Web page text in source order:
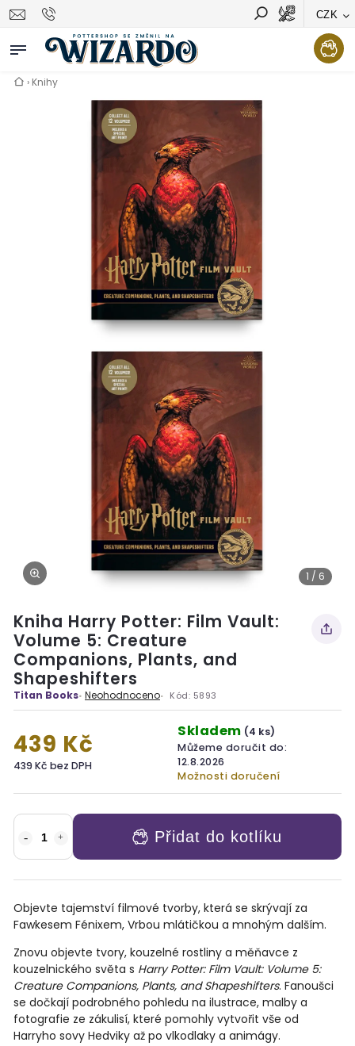
CZK
Vyhledávání Hledat
› Knihy
1 / 6
Kniha Harry Potter: Film Vault:
Volume 5: Creature
Companions, Plants, and
Shapeshifters
Titan Books Neohodnoceno Kód: 5893
439 Kč
439 Kč bez DPH
Skladem (4 ks)
Můžeme doručit do:
12.8.2026
Možnosti doručení
Přidat do kotlíku
Objevte tajemství filmové tvorby, která se skrývají za
Fawkesem Fénixem, Vrbou mlátičkou a mnohým dalším.
Znovu objevte tvory, kouzelné rostliny a měňavce z
kouzelnického světa s Harry Potter: Film Vault: Volume 5:
Creature Companions, Plants, and Shapeshifters. Fanoušci
se dočkají podrobného pohledu na ilustrace, malby a
fotografie ze zákulisí, které pomohly vytvořit vše od
Harryho sovy Hedviky až po vlkodlaky a animágy.